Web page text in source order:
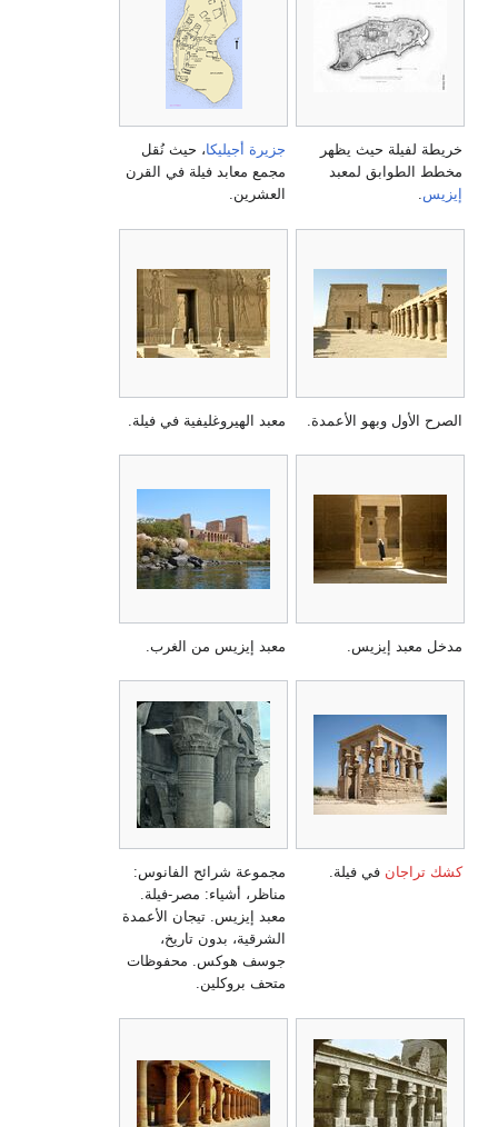
خريطة لفيلة حيث يظهر
مخطط الطوابق لمعبد
إيزيس.
جزيرة أجيليكا، حيث نُقل
مجمع معابد فيلة في القرن
العشرين.
الصرح الأول وبهو الأعمدة. معبد الهيروغليفية في فيلة.
مدخل معبد إيزيس. معبد إيزيس من الغرب.
كشك تراجان في فيلة.
مجموعة شرائح الفانوس:
مناظر، أشياء: مصر-فيلة.
معبد إيزيس. تيجان الأعمدة
الشرقية، بدون تاريخ،
جوسف هوكس. محفوظات
متحف بروكلين.